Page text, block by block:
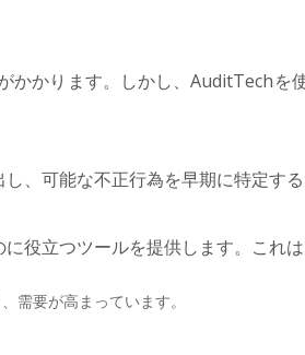
かります。しかし、AuditTech
、可能な不正行為を早期に特定する
役立つツールを提供します。これ
需要が高まっています。